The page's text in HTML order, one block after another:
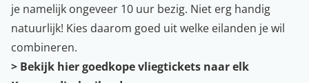
je namelijk ongeveer 10 uur bezig. Niet erg handig
natuurlijk! Kies daarom goed uit welke eilanden je wil
combineren.
> Bekijk hier goedkope vliegtickets naar elk